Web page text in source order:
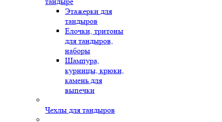
Этажерки для
тандыров
Елочки, тритоны
для тандыров,
наборы
Шампура,
курницы, крюки,
камень для
выпечки
Чехлы для тандыров